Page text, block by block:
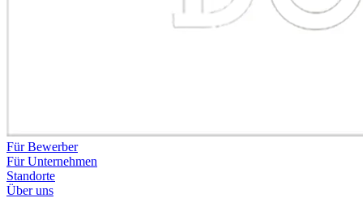
Für Bewerber
Für Unternehmen
Standorte
Über uns